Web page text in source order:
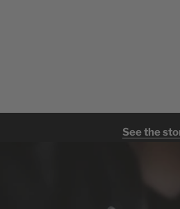
See the